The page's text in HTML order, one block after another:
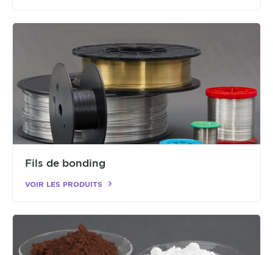
Fils de bonding
VOIR LES PRODUITS